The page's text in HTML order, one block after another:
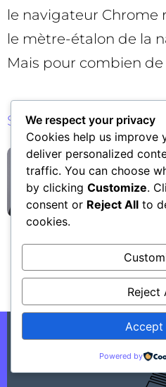
le navigateur Chrome
le mètre-étalon de la
Mais pour combien de
Source
Webmaster
du Web, j'ai
le Net et je
fait. Ici, je
qui
sans
également
fausses
We respect your privacy
Cookies help us improve
deliver personalized
traffic. You can choose
by clicking Customize.
consent or Reject All to
cookies.
Reject
Accept
Powered by